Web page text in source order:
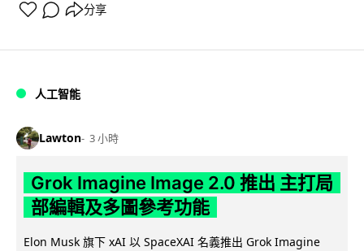
分享
人工智能
Lawton 3 小時
Grok Imagine Image 2.0 推出 主打局
部編輯及多圖參考功能
Elon Musk 旗下 xAI 以 SpaceXAI 名義推出 Grok Imagine